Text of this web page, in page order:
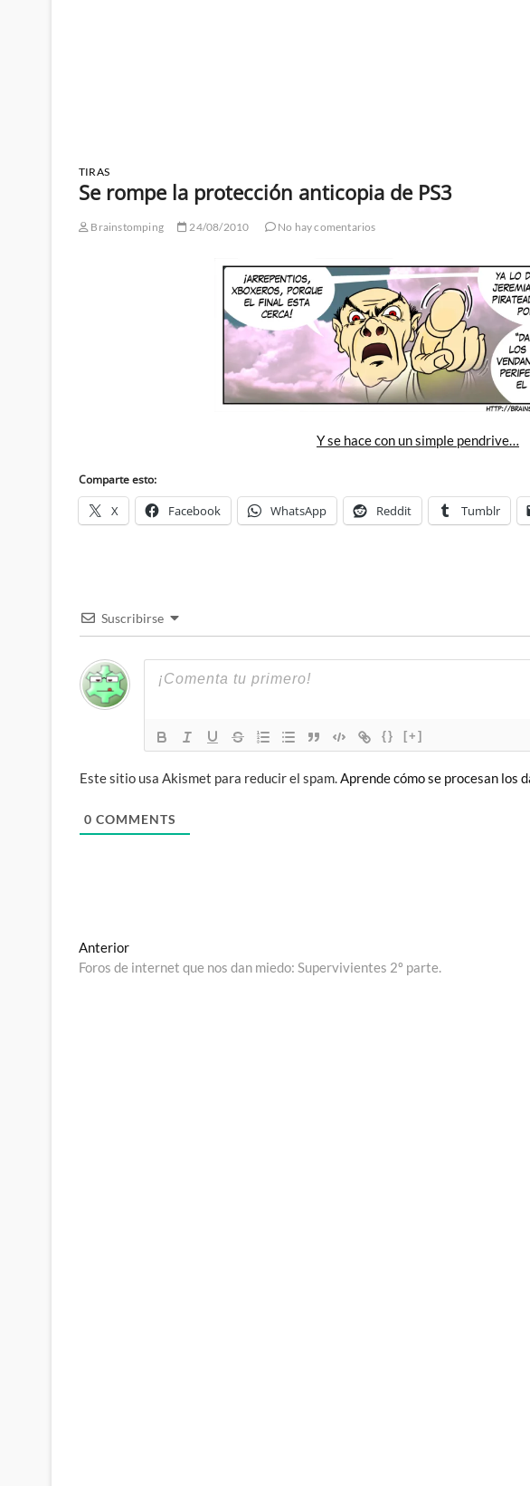
TIRAS
Se rompe la protección anticopia de PS3
Brainstomping 24/08/2010 No hay comentarios
Y se hace con un simple pendrive…
Comparte esto:
X Facebook WhatsApp Reddit Tumblr
Suscribirse
{} [+]
Este sitio usa Akismet para reducir el spam.Aprende cómo se procesan los
0 COMMENTS
Navegación
de
AnteriorEntrada
anterior:
Foros de internet que nos dan miedo: Supervivientes 2º parte.